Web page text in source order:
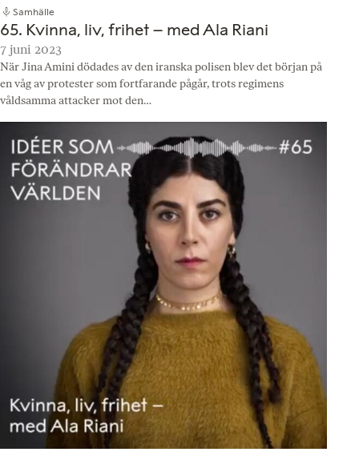
Samhälle
65. Kvinna, liv, frihet – med Ala Riani
7 juni 2023
När Jina Amini dödades av den iranska polisen blev det början på
en våg av protester som fortfarande pågår, trots regimens
våldsamma attacker mot den…